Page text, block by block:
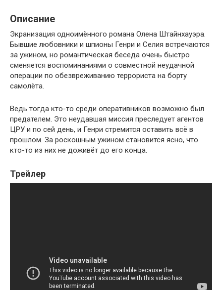
Описание
Экранизация одноимённого романа Олена Штайнхауэра.
Бывшие любовники и шпионы Генри и Селия встречаются
за ужином, но романтическая беседа очень быстро
сменяется воспоминаниями о совместной неудачной
операции по обезвреживанию террориста на борту
самолёта.
Ведь тогда кто-то среди оперативников возможно был
предателем. Это неудавшая миссия преследует агентов
ЦРУ и по сей день, и Генри стремится оставить всё в
прошлом. За роскошным ужином становится ясно, что
кто-то из них не доживёт до его конца.
Трейлер